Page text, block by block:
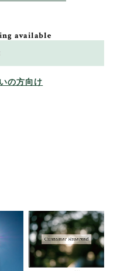
available
の方向け